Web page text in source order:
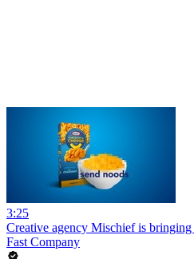
3:25
Creative agency Mischief is
Fast Company